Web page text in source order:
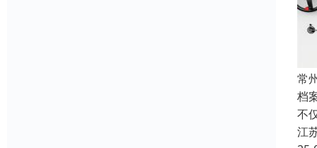
常
档
不
江